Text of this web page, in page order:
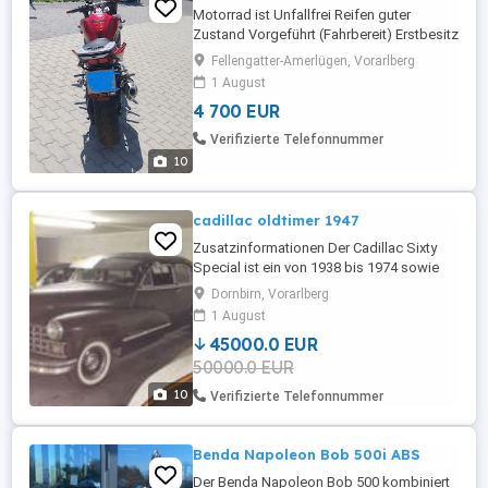
10
Motorrad ist Unfallfrei Reifen guter
Zustand Vorgeführt (Fahrbereit) Erstbesitz
viel Zubehör 79711 km
Fellengatter-Amerlügen, Vorarlberg
1 August
4 700 EUR
Verifizierte Telefonnummer
10
cadillac oldtimer 1947
Zusatzinformationen Der Cadillac Sixty
Special ist ein von 1938 bis 1974 sowie
von 1986 bis 1993 produziertes Pkw-
Modell der zum General Motors-Konzern
gehörenden US- amerikanischen
Fahrzeugmarke Cadillac. Nach
Wiederaufnahme der zivilen Produktion im
Mai 1946 blieb der Sixty Special (nun mit
der inoffiziellen Zusatzbezeichnung ...
Dornbirn, Vorarlberg
1 August
45000.0 EUR
50000.0 EUR
Verifizierte Telefonnummer
Benda Napoleon Bob 500i ABS
Der Benda Napoleon Bob 500 kombiniert